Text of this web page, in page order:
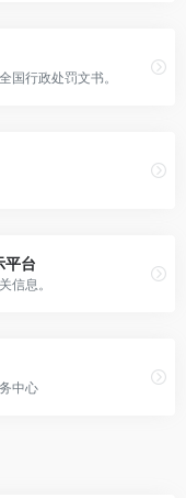
国行政处罚文书。
平台
信息。
中心